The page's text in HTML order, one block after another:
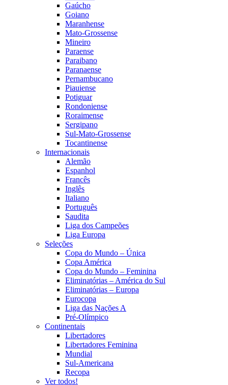
Gaúcho
Goiano
Maranhense
Mato-Grossense
Mineiro
Paraense
Paraibano
Paranaense
Pernambucano
Piauiense
Potiguar
Rondoniense
Roraimense
Sergipano
Sul-Mato-Grossense
Tocantinense
Internacionais
Alemão
Espanhol
Francês
Inglês
Italiano
Português
Saudita
Liga dos Campeões
Liga Europa
Seleções
Copa do Mundo – Única
Copa América
Copa do Mundo – Feminina
Eliminatórias – América do Sul
Eliminatórias – Europa
Eurocopa
Liga das Nações A
Pré-Olímpico
Continentais
Libertadores
Libertadores Feminina
Mundial
Sul-Americana
Recopa
Ver todos!